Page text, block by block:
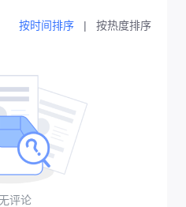
按时间排序 | 按热度排序
评论